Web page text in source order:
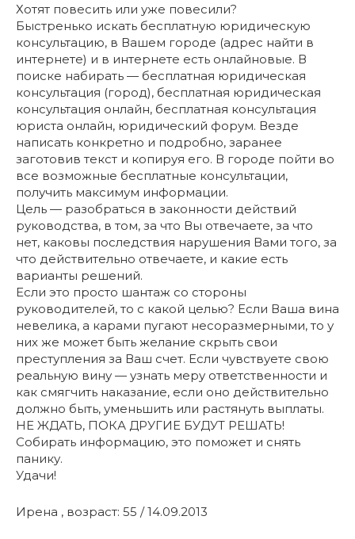
Хотят повесить или уже повесили?
Быстренько искать бесплатную юридическую
консультацию, в Вашем городе (адрес найти в
интернете) и в интернете есть онлайновые. В
поиске набирать — бесплатная юридическая
консультация (город), бесплатная юридическая
консультация онлайн, бесплатная консультация
юриста онлайн, юридический форум. Везде
написать конкретно и подробно, заранее
заготовив текст и копируя его. В городе пойти во
все возможные бесплатные консультации,
получить максимум информации.
Цель — разобраться в законности действий
руководства, в том, за что Вы отвечаете, за что
нет, каковы последствия нарушения Вами того, за
что действительно отвечаете, и какие есть
варианты решений.
Если это просто шантаж со стороны
руководителей, то с какой целью? Если Ваша вина
невелика, а карами пугают несоразмерными, то у
них же может быть желание скрыть свои
преступления за Ваш счет. Если чувствуете свою
реальную вину — узнать меру ответственности и
как смягчить наказание, если оно действительно
должно быть, уменьшить или растянуть выплаты.
НЕ ЖДАТЬ, ПОКА ДРУГИЕ БУДУТ РЕШАТЬ!
Собирать информацию, это поможет и снять
панику.
Удачи!
Ирена , возраст: 55 / 14.09.2013